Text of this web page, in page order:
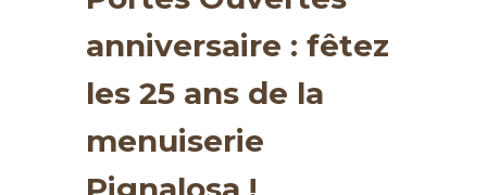
anniversaire : fêtez
les 25 ans de la
menuiserie